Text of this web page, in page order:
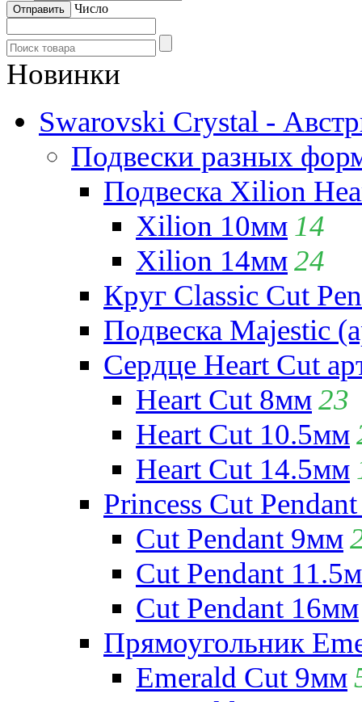
Число
Новинки
Swarovski Crystal -
Подвески разных
Подвеска Xilion
Xilion 10мм 14
Xilion 14мм24
Круг Classic Cut
Подвеска Majestic
Сердце Heart Cut
Heart Cut 8мм23
Heart Cut 10.5мм
Heart Cut 14.5мм
Princess Cut
Cut Pendant 9мм
Cut Pendant
Cut Pendant 16мм
Прямоугольник
Emerald Cut 9мм